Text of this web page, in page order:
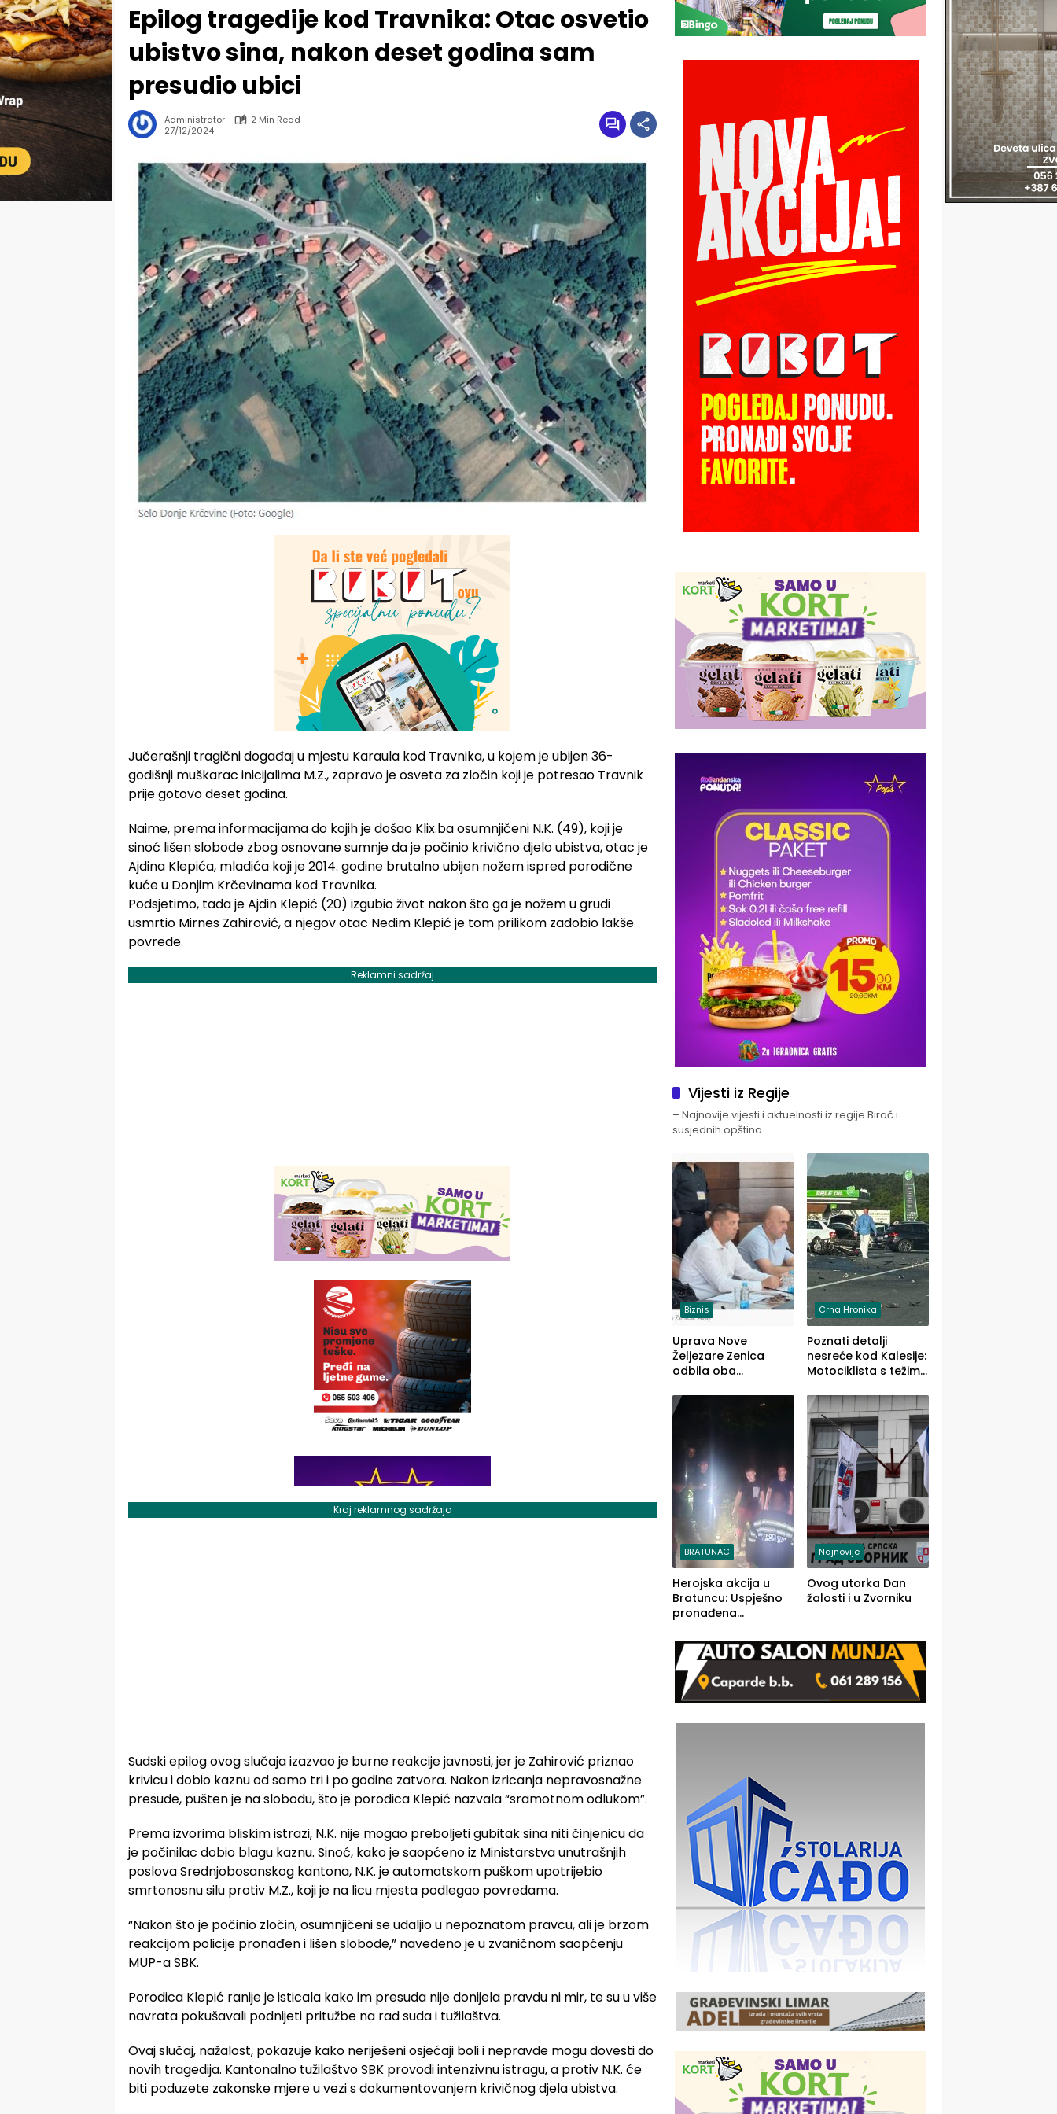
Epilog tragedije kod Travnika: Otac osvetio
ubistvo sina, nakon deset godina sam
presudio ubici
Administrator
2 Min Read
27/12/2024
Jučerašnji tragični događaj u mjestu Karaula kod Travnika, u kojem je ubijen 36-
godišnji muškarac inicijalima M.Z., zapravo je osveta za zločin koji je potresao Travnik
prije gotovo deset godina.
Naime, prema informacijama do kojih je došao Klix.ba osumnjičeni N.K. (49), koji je
sinoć lišen slobode zbog osnovane sumnje da je počinio krivično djelo ubistva, otac je
Ajdina Klepića, mladića koji je 2014. godine brutalno ubijen nožem ispred porodične
kuće u Donjim Krčevinama kod Travnika.
Podsjetimo, tada je Ajdin Klepić (20) izgubio život nakon što ga je nožem u grudi
usmrtio Mirnes Zahirović, a njegov otac Nedim Klepić je tom prilikom zadobio lakše
povrede.
Reklamni sadržaj
Kraj reklamnog sadržaja
Sudski epilog ovog slučaja izazvao je burne reakcije javnosti, jer je Zahirović priznao
krivicu i dobio kaznu od samo tri i po godine zatvora. Nakon izricanja nepravosnažne
presude, pušten je na slobodu, što je porodica Klepić nazvala “sramotnom odlukom”.
Prema izvorima bliskim istrazi, N.K. nije mogao preboljeti gubitak sina niti činjenicu da
je počinilac dobio blagu kaznu. Sinoć, kako je saopćeno iz Ministarstva unutrašnjih
poslova Srednjobosanskog kantona, N.K. je automatskom puškom upotrijebio
smrtonosnu silu protiv M.Z., koji je na licu mjesta podlegao povredama.
“Nakon što je počinio zločin, osumnjičeni se udaljio u nepoznatom pravcu, ali je brzom
reakcijom policije pronađen i lišen slobode,” navedeno je u zvaničnom saopćenju
MUP-a SBK.
Porodica Klepić ranije je isticala kako im presuda nije donijela pravdu ni mir, te su u više
navrata pokušavali podnijeti pritužbe na rad suda i tužilaštva.
Ovaj slučaj, nažalost, pokazuje kako neriješeni osjećaji boli i nepravde mogu dovesti do
novih tragedija. Kantonalno tužilaštvo SBK provodi intenzivnu istragu, a protiv N.K. će
biti poduzete zakonske mjere u vezi s dokumentovanjem krivičnog djela ubistva.
Vijesti iz Regije
– Najnovije vijesti i aktuelnosti iz regije Birač i
susjednih opština.
Biznis
Uprava Nove
Željezare Zenica
odbila oba
FBiH: Ustrajni da je
stečaj jedino rješenje
Crna Hronika
Poznati detalji
nesreće kod Kalesije:
Motociklista s težim,
lakšim povredama
BRATUNAC
Herojska akcija u
Bratuncu: Uspješno
pronađena
a Ivanka Lazić,
rodom iz Kravice.
Najnovije
Ovog utorka Dan
žalosti i u Zvorniku